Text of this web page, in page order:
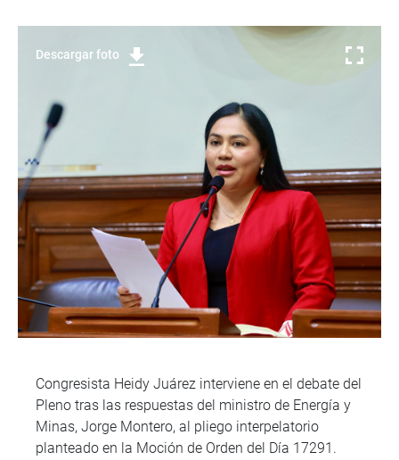
Descargar foto
Congresista Heidy Juárez interviene en el debate del
Pleno tras las respuestas del ministro de Energía y
Minas, Jorge Montero, al pliego interpelatorio
planteado en la Moción de Orden del Día 17291.